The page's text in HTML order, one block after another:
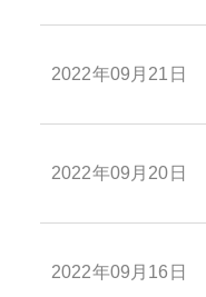
2022年09月21日
2022年09月20日
2022年09月16日